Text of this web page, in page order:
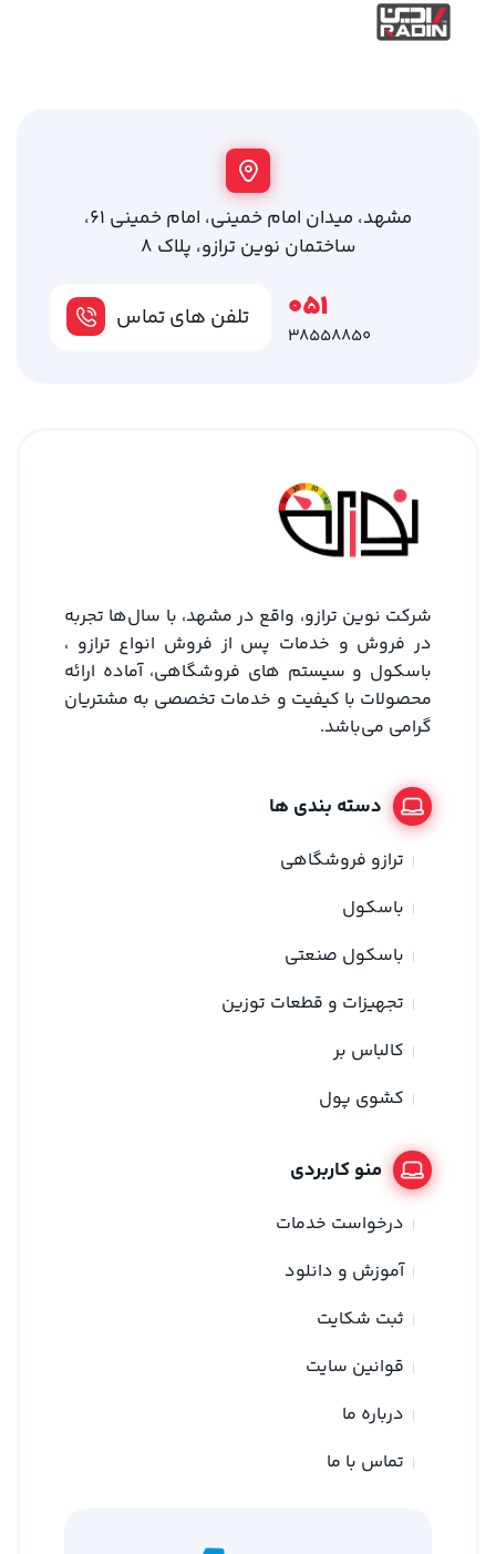
مشهد، میدان امام خمینی، امام خمینی 61،
ساختمان نوین ترازو، پلاک 8
تلفن های تماس 051
38558850
شرکت نوین ترازو، واقع در مشهد، با سال‌ها تجربه
در فروش و خدمات پس از فروش انواع ترازو ،
باسکول و سیستم های فروشگاهی، آماده ارائه
محصولات با کیفیت و خدمات تخصصی به مشتریان
گرامی می‌باشد.
دسته بندی ها
ترازو فروشگاهی
باسکول
باسکول صنعتی
تجهیزات و قطعات توزین
کالباس بر
کشوی پول
منو کاربردی
درخواست خدمات
آموزش و دانلود
ثبت شکایت
قوانین سایت
درباره ما
تماس با ما